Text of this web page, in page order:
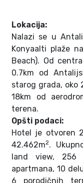
Lokacija:
Nalazi se u
Konyaalti plaže
Beach). Od
0.7km od
starog grada, oko
18km od
terena.
Opšti podaci:
Hotel je otvoren
42.462m2.
land view, 256
apartmana, 10
6 porodičnih